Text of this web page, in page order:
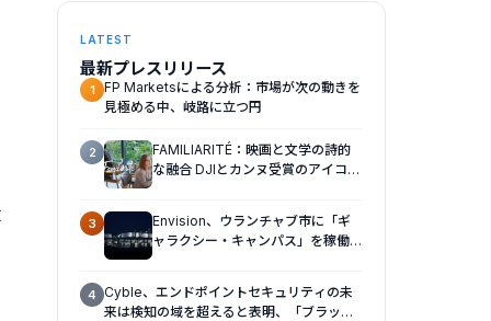
LATEST
最新プレスリリース
1
FP Marketsによる分析：市場が次の動きを
見極める中、岐路に立つ円
2
FAMILIARITÉ：映画と文学の詩的
な融合 DJIとカンヌ受賞のアイコ
— 全編Osmo Pocket 4Pで撮影
3
Envision、ウランチャブ市に「ギ
ャラクシー・キャンパス」を稼働さ
4 Cyble、エンドポイントセキュリティの未
来は検知の域を超えると表明、「ブラック